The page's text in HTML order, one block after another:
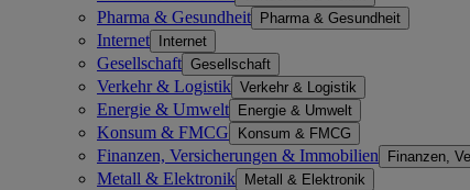
Pharma & Gesundheit Pharma & Gesundheit
Internet Internet
Gesellschaft Gesellschaft
Verkehr & Logistik Verkehr & Logistik
Energie & Umwelt Energie & Umwelt
Konsum & FMCG Konsum & FMCG
Finanzen, Versicherungen & Immobilien Finanzen,
Metall & Elektronik Metall & Elektronik